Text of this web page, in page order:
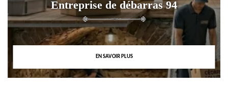
Entreprise de débarras 94
EN SAVOIR PLUS